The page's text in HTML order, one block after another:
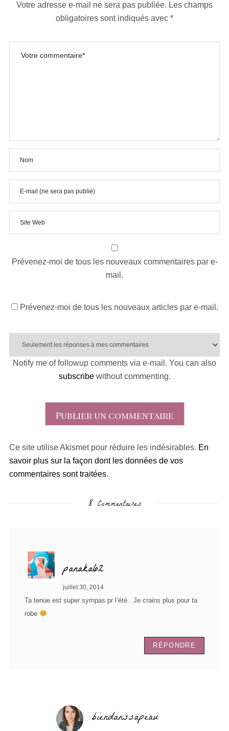
Votre adresse e-mail ne sera pas publiée. Les champs
obligatoires sont indiqués avec *
Prévenez-moi de tous les nouveaux commentaires par e-
mail.
Prévenez-moi de tous les nouveaux articles par e-mail.
Notify me of followup comments via e-mail. You can also
subscribewithout commenting.
Ce site utilise Akismet pour réduire les indésirables. En
savoir plus sur la façon dont les données de vos
commentaires sont traitées.
8 Commentaires
panaka62
juillet 30, 2014
Ta tenue est super sympas pr l’été . Je crains plus pour ta
robe
RÉPONDRE
biendanssapeau